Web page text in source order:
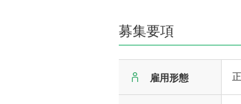
募集要項
雇用形態